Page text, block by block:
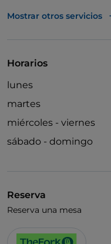
Visa
Menú infantil
Partidos de fútbol
Mostrar otros servicios
Horarios
lunes
martes
miércoles - viernes
sábado - domingo
Reserva
Reserva una mesa